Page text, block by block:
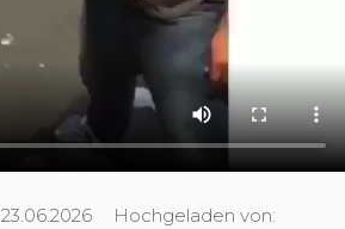
23.06.2026
Hochgeladen von: